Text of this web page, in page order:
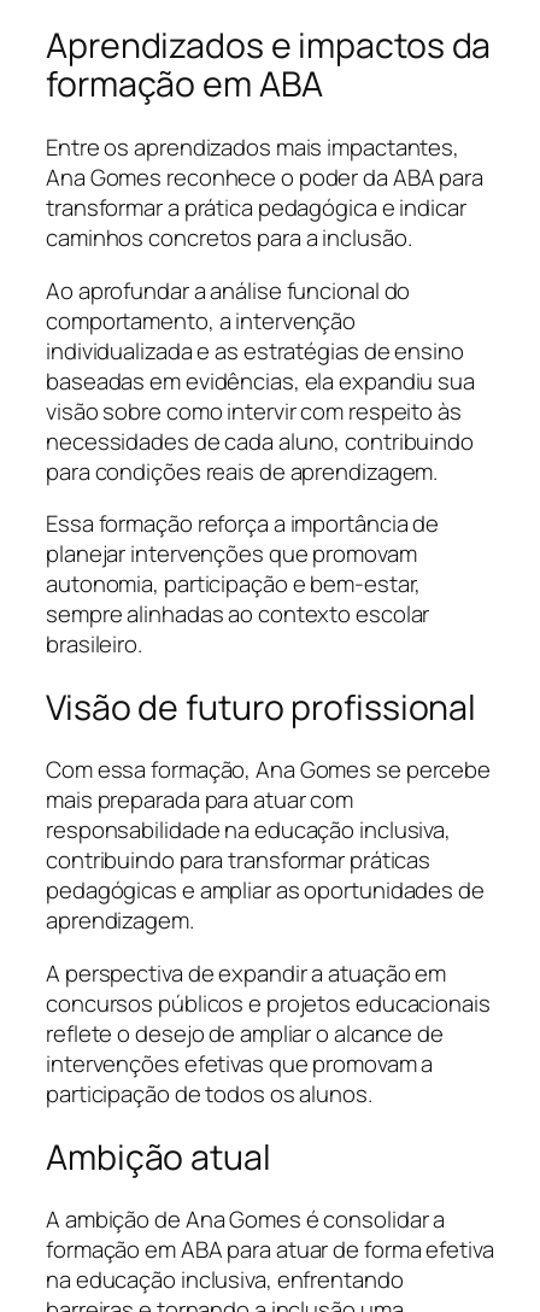
Aprendizados e impactos da
formação em ABA
Entre os aprendizados mais impactantes,
Ana Gomes reconhece o poder da ABA para
transformar a prática pedagógica e indicar
caminhos concretos para a inclusão.
Ao aprofundar a análise funcional do
comportamento, a intervenção
individualizada e as estratégias de ensino
baseadas em evidências, ela expandiu sua
visão sobre como intervir com respeito às
necessidades de cada aluno, contribuindo
para condições reais de aprendizagem.
Essa formação reforça a importância de
planejar intervenções que promovam
autonomia, participação e bem-estar,
sempre alinhadas ao contexto escolar
brasileiro.
Visão de futuro profissional
Com essa formação, Ana Gomes se percebe
mais preparada para atuar com
responsabilidade na educação inclusiva,
contribuindo para transformar práticas
pedagógicas e ampliar as oportunidades de
aprendizagem.
A perspectiva de expandir a atuação em
concursos públicos e projetos educacionais
reflete o desejo de ampliar o alcance de
intervenções efetivas que promovam a
participação de todos os alunos.
Ambição atual
A ambição de Ana Gomes é consolidar a
formação em ABA para atuar de forma efetiva
na educação inclusiva, enfrentando